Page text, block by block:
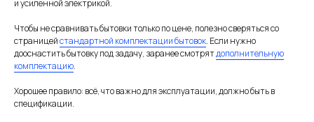
и усиленной электрикой.
Чтобы не сравнивать бытовки только по цене, полезно сверяться со
страницейстандартной комплектации бытовок. Если нужно
дооснастить бытовку под задачу, заранее смотрятдополнительную
комплектацию.
Хорошее правило: всё, что важно для эксплуатации, должно быть в
спецификации.